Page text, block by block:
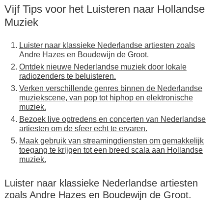
Vijf Tips voor het Luisteren naar Hollandse
Muziek
Luister naar klassieke Nederlandse artiesten zoals
Andre Hazes en Boudewijn de Groot.
Ontdek nieuwe Nederlandse muziek door lokale
radiozenders te beluisteren.
Verken verschillende genres binnen de Nederlandse
muziekscene, van pop tot hiphop en elektronische
muziek.
Bezoek live optredens en concerten van Nederlandse
artiesten om de sfeer echt te ervaren.
Maak gebruik van streamingdiensten om gemakkelijk
toegang te krijgen tot een breed scala aan Hollandse
muziek.
Luister naar klassieke Nederlandse artiesten
zoals Andre Hazes en Boudewijn de Groot.